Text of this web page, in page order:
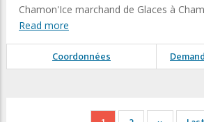
Chamon'Ice marchand de Glaces à
Read more
Coordonnées